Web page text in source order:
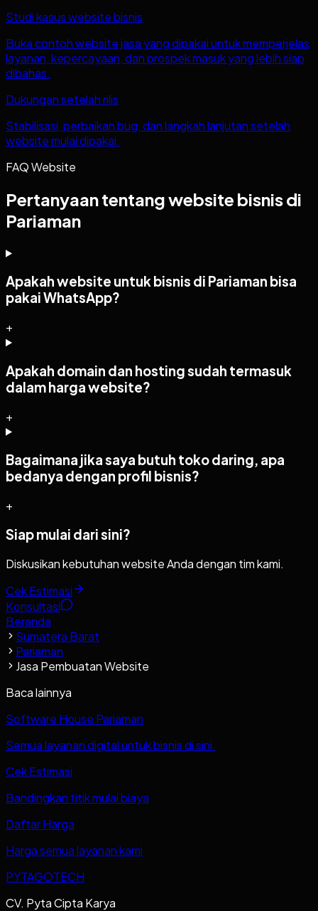
Studi kasus website bisnis
Buka contoh website jasa yang dipakai untuk memperjelas
layanan, kepercayaan, dan prospek masuk yang lebih siap
dibahas.
Dukungan setelah rilis
Stabilisasi, perbaikan bug, dan langkah lanjutan setelah
website mulai dipakai.
FAQ Website
Pertanyaan tentang website bisnis di
Pariaman
Apakah website untuk bisnis di Pariaman bisa
pakai WhatsApp?
+
Apakah domain dan hosting sudah termasuk
dalam harga website?
+
Bagaimana jika saya butuh toko daring, apa
bedanya dengan profil bisnis?
+
Siap mulai dari sini?
Diskusikan kebutuhan website Anda dengan tim kami.
Cek Estimasi
Konsultasi
Beranda
Sumatera Barat
Pariaman
Jasa Pembuatan Website
Baca lainnya
Software House Pariaman
Semua layanan digital untuk bisnis di sini.
Cek Estimasi
Bandingkan titik mulai biaya
Daftar Harga
Harga semua layanan kami
PYTAGOTECH
CV. Pyta Cipta Karya